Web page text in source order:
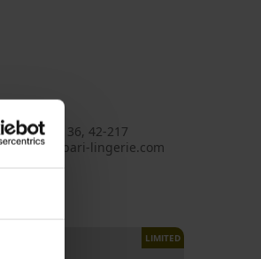
Filomatów 36, 42-217
info@paripari-lingerie.com
LIMITED